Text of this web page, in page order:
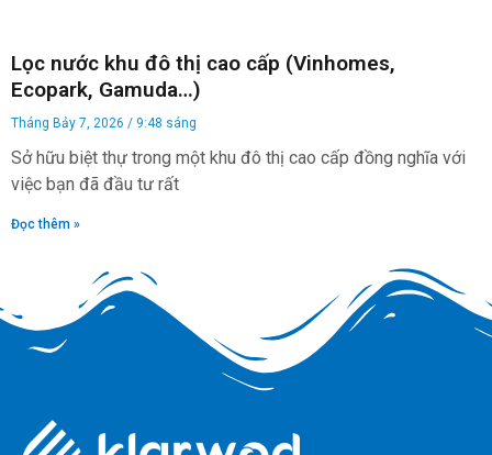
Lọc nước khu đô thị cao cấp (Vinhomes,
Ecopark, Gamuda…)
Tháng Bảy 7, 2026 9:48 sáng
Sở hữu biệt thự trong một khu đô thị cao cấp đồng nghĩa với
việc bạn đã đầu tư rất
Đọc thêm »